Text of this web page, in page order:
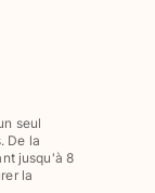
seul
De la
jusqu'à 8
la